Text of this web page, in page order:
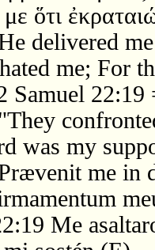
ὅτι
delivered
me; For
Samuel
was my
me in
Me